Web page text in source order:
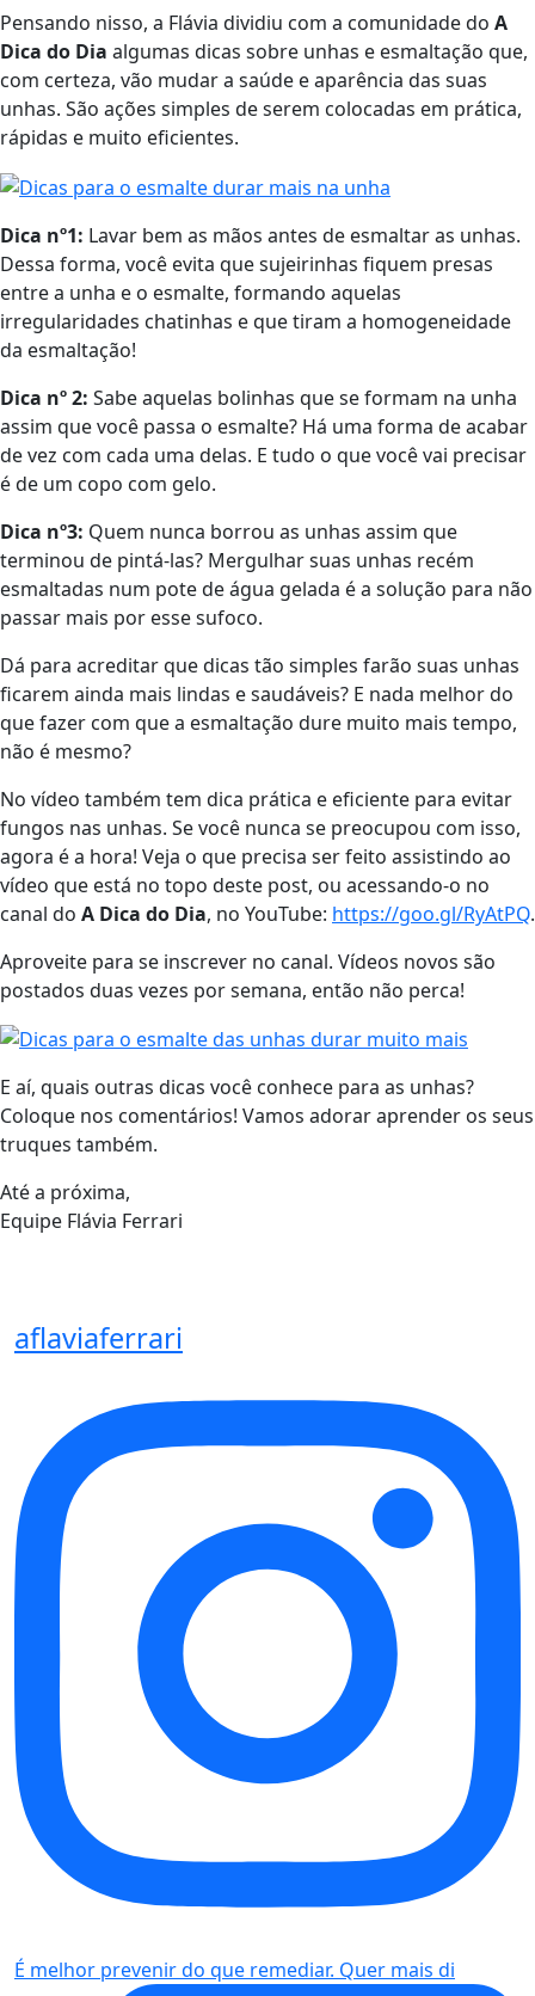
Pensando nisso, a Flávia dividiu com a comunidade do A
Dica do Dia algumas dicas sobre unhas e esmaltação que,
com certeza, vão mudar a saúde e aparência das suas
unhas. São ações simples de serem colocadas em prática,
rápidas e muito eficientes.
Dica nº1: Lavar bem as mãos antes de esmaltar as unhas.
Dessa forma, você evita que sujeirinhas fiquem presas
entre a unha e o esmalte, formando aquelas
irregularidades chatinhas e que tiram a homogeneidade
da esmaltação!
Dica nº 2: Sabe aquelas bolinhas que se formam na unha
assim que você passa o esmalte? Há uma forma de acabar
de vez com cada uma delas. E tudo o que você vai precisar
é de um copo com gelo.
Dica nº3: Quem nunca borrou as unhas assim que
terminou de pintá-las? Mergulhar suas unhas recém
esmaltadas num pote de água gelada é a solução para não
passar mais por esse sufoco.
Dá para acreditar que dicas tão simples farão suas unhas
ficarem ainda mais lindas e saudáveis? E nada melhor do
que fazer com que a esmaltação dure muito mais tempo,
não é mesmo?
No vídeo também tem dica prática e eficiente para evitar
fungos nas unhas. Se você nunca se preocupou com isso,
agora é a hora! Veja o que precisa ser feito assistindo ao
vídeo que está no topo deste post, ou acessando-o no
canal do A Dica do Dia, no YouTube: https://goo.gl/RyAtPQ.
Aproveite para se inscrever no canal. Vídeos novos são
postados duas vezes por semana, então não perca!
E aí, quais outras dicas você conhece para as unhas?
Coloque nos comentários! Vamos adorar aprender os seus
truques também.
Até a próxima,
Equipe Flávia Ferrari
aflaviaferrari
É melhor prevenir do que remediar. Quer mais di